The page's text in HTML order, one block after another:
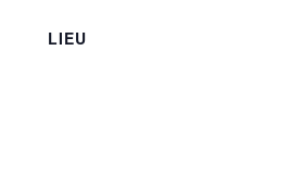
LIEU